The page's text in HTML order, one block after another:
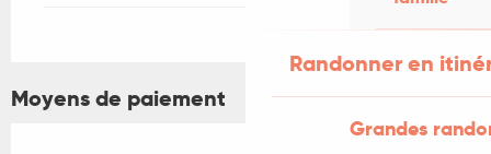
Randonner en
Grandes
Moyens de paiement